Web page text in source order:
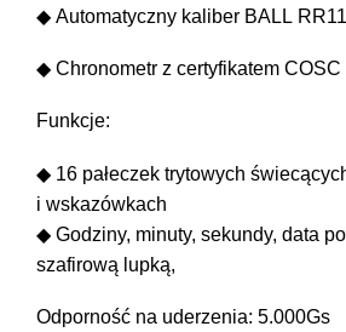
◆ Automatyczny kaliber BALL
◆ Chronometr z certyfikatem COSC
Funkcje:
◆ 16 pałeczek trytowych
i wskazówkach
◆ Godziny, minuty, sekundy, data
szafirową lupką,
Odporność na uderzenia: 5.000Gs